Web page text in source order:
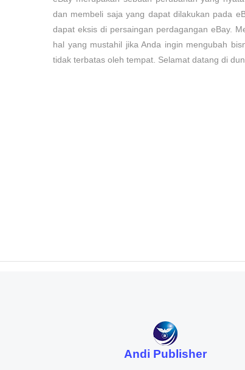
dan membeli saja yang dapat dilakukan pada
dapat eksis di persaingan perdagangan eBay.
hal yang mustahil jika Anda ingin mengubah
tidak terbatas oleh tempat. Selamat datang di
Andi Publisher